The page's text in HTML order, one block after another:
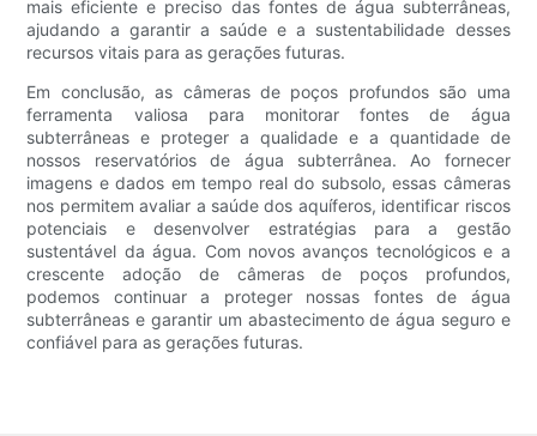
mais eficiente e preciso das fontes de água subterrâneas,
ajudando a garantir a saúde e a sustentabilidade desses
recursos vitais para as gerações futuras.
Em conclusão, as câmeras de poços profundos são uma
ferramenta valiosa para monitorar fontes de água
subterrâneas e proteger a qualidade e a quantidade de
nossos reservatórios de água subterrânea. Ao fornecer
imagens e dados em tempo real do subsolo, essas câmeras
nos permitem avaliar a saúde dos aquíferos, identificar riscos
potenciais e desenvolver estratégias para a gestão
sustentável da água. Com novos avanços tecnológicos e a
crescente adoção de câmeras de poços profundos,
podemos continuar a proteger nossas fontes de água
subterrâneas e garantir um abastecimento de água seguro e
confiável para as gerações futuras.